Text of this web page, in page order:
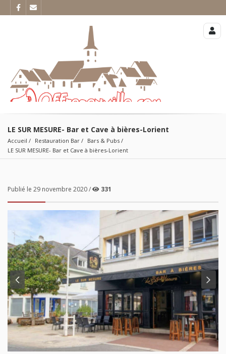
LE SUR MESURE- Bar et Cave à bières-Lorient
Accueil Restauration Bar
Bars & Pubs
LE SUR MESURE- Bar et Cave à bières-Lorient
Publié le 29 novembre 2020 / 331